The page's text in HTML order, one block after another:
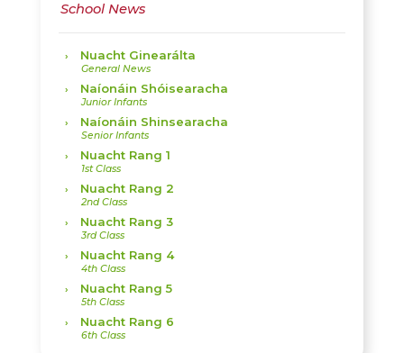
Nuacht Ginearálta
Naíonáin Shóisearacha
Naíonáin Shinsearacha
Nuacht Rang 1
Nuacht Rang 2
Nuacht Rang 3
Nuacht Rang 4
Nuacht Rang 5
Nuacht Rang 6